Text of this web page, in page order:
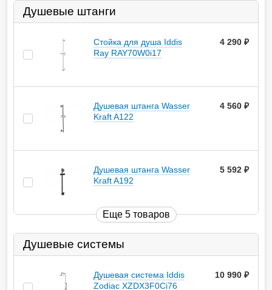
Душевые штанги
Стойка для душа Iddis
Ray RAY70W0i17
4 290
Душевая штанга Wasser
Kraft A122
4 560
Душевая штанга Wasser
Kraft A192
5 592
Еще 5 товаров
Душевые системы
Душевая система Iddis
Zodiac XZDX3F0Ci76
10 990